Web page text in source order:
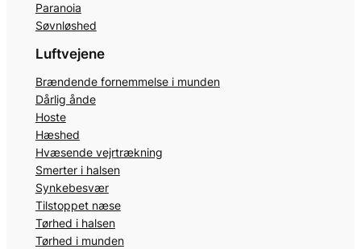
Paranoia
Søvnløshed
Luftvejene
Brændende fornemmelse i munden
Dårlig ånde
Hoste
Hæshed
Hvæsende vejrtrækning
Smerter i halsen
Synkebesvær
Tilstoppet næse
Tørhed i halsen
Tørhed i munden